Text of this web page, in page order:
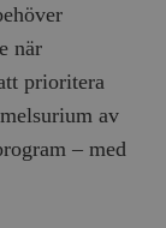
när
prioritera
av
– med